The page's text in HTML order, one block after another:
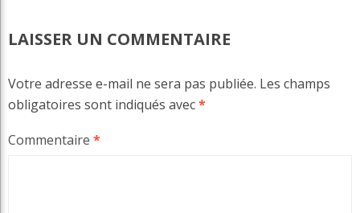
LAISSER UN COMMENTAIRE
Votre adresse e-mail ne sera pas publiée. Les champs
obligatoires sont indiqués avec*
Commentaire *